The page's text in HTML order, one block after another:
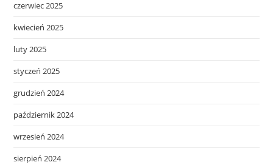
czerwiec 2025
kwiecień 2025
luty 2025
styczeń 2025
grudzień 2024
październik 2024
wrzesień 2024
sierpień 2024